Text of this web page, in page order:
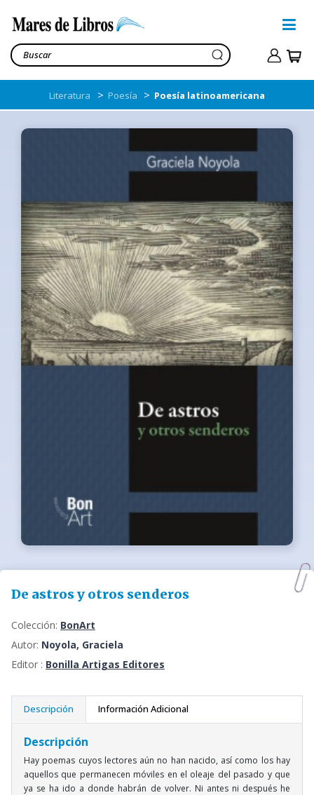
Literatura > Poesía > Poesía latinoamericana
De astros y otros senderos
Colección: BonArt
Autor: Noyola, Graciela
Editor : Bonilla Artigas Editores
Descripción Información Adicional
Descripción
Hay poemas cuyos lectores aún no han nacido, así como los hay
aquellos que permanecen móviles en el oleaje del pasado y que
ya se ha ido a donde habrán de volver. Ni antes ni después he